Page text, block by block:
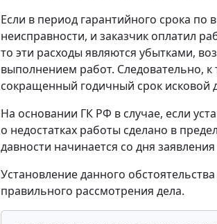
Если в период гарантийного срока по
неисправности, и заказчик оплатил
то эти расходы являются убытками,
выполнением работ. Следовательно,
сокращенный годичный срок исковой
На основании ГК РФ в случае, если
о недостатках работы сделано в
давности начинается со дня заявления
Установление данного
правильного рассмотрения дела.